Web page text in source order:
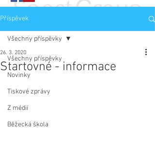
Příspěvek
Všechny příspěvky
Novinky
Tiskové zprávy
Z médií
Běžecká škola
Všechny příspěvky
Startovné - informace
26. 3. 2020